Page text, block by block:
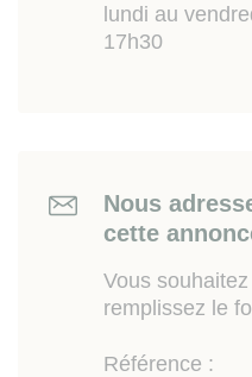
lundi au
17h30
Nous
cette
Vous
remplissez le
Référence :